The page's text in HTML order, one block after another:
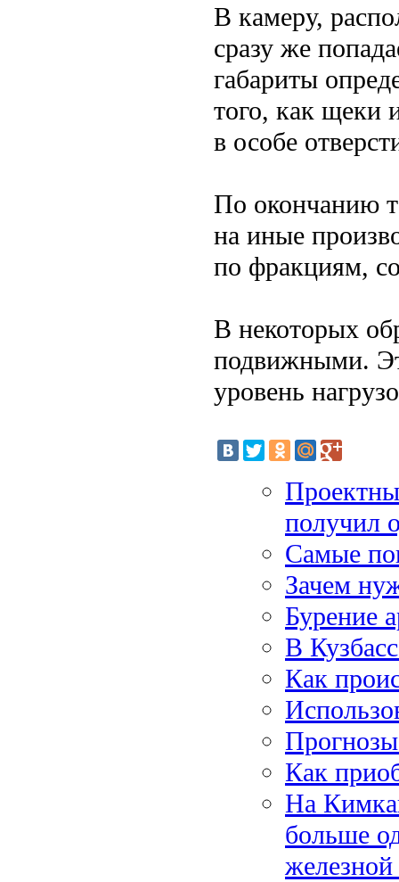
В камеру,
сразу же
габариты
того, как щеки
в особе
По окончанию
на иные
по фракциям,
В некоторых
подвижными.
уровень
получил
Самые
Зачем
Бурение
В
Как
Как
На
больше